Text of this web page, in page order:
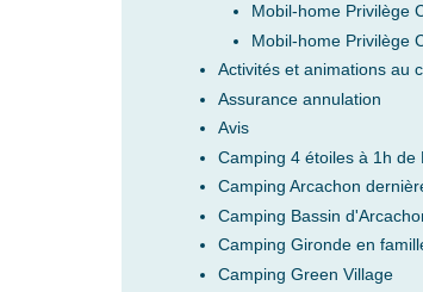
Mobil-home Privilège
Mobil-home Privilège
Activités et animations au
Assurance annulation
Avis
Camping 4 étoiles à 1h de
Camping Arcachon
Camping Bassin
Camping Gironde en
Camping Green Village